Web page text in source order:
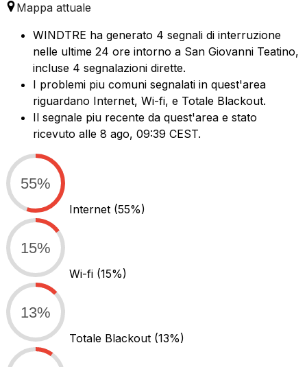
Mappa attuale
WINDTRE ha generato 4 segnali di interruzione
nelle ultime 24 ore intorno a San Giovanni Teatino,
incluse 4 segnalazioni dirette.
I problemi piu comuni segnalati in quest'area
riguardano Internet, Wi-fi, e Totale Blackout.
Il segnale piu recente da quest'area e stato
ricevuto alle 8 ago, 09:39 CEST.
55%
Internet (55%)
15%
Wi-fi (15%)
13%
Totale Blackout (13%)